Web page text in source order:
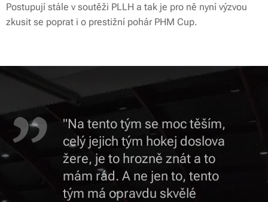
Postupují stále v soutěži PLLH a tak je pro ně nyní výzvou
zkusit se poprat i o prestižní pohár PHM Cup.
"Na tento tým se moc těším,
celý jejich tým hokej doslova
žere, je to hrozně znát a to
mám rád. A ne jen to, tento
tým má opravdu skvělé